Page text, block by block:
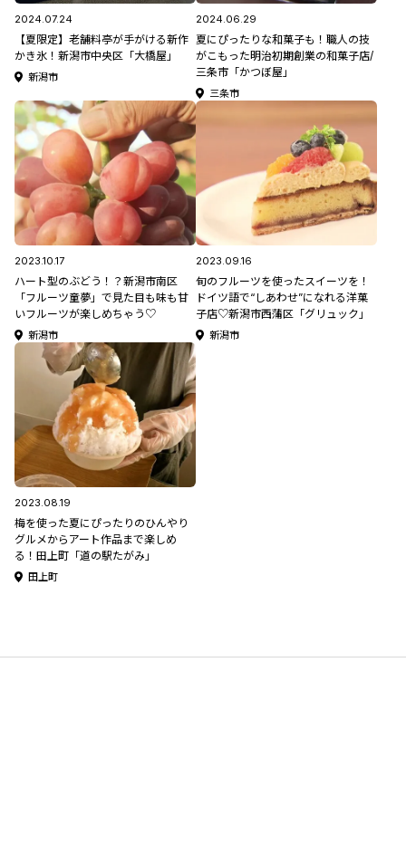
2024.07.24
【夏限定】老舗料亭が手がける新作
かき氷！新潟市中央区「大橋屋」
新潟市
2024.06.29
夏にぴったりな和菓子も！職人の技
がこもった明治初期創業の和菓子店/
三条市「かつぼ屋」
三条市
2023.10.17
ハート型のぶどう！？新潟市南区
「フルーツ童夢」で見た目も味も甘
いフルーツが楽しめちゃう♡
新潟市
2023.09.16
旬のフルーツを使ったスイーツを！
ドイツ語で“しあわせ”になれる洋菓
子店♡新潟市西蒲区「グリュック」
新潟市
2023.08.19
梅を使った夏にぴったりのひんやり
グルメからアート作品まで楽しめ
る！田上町「道の駅たがみ」
田上町